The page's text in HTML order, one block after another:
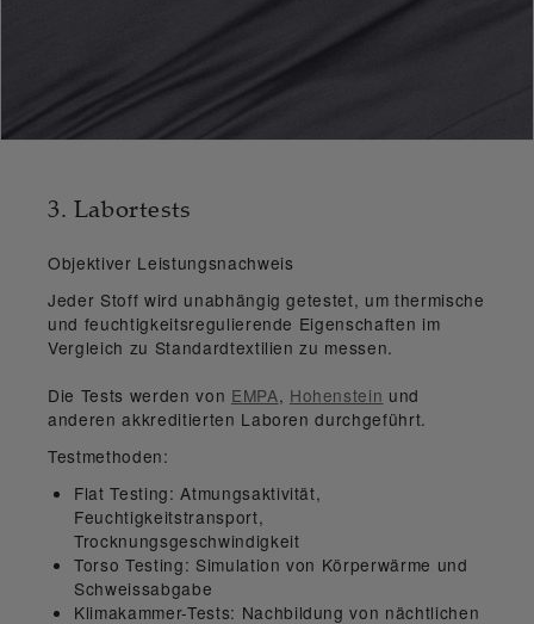
3. Labortests
Objektiver Leistungsnachweis
Jeder Stoff wird unabhängig getestet, um thermische
und feuchtigkeitsregulierende Eigenschaften im
Vergleich zu Standardtextilien zu messen.
Die Tests werden von EMPA, Hohenstein und
anderen akkreditierten Laboren durchgeführt.
Testmethoden:
Flat Testing: Atmungsaktivität,
Feuchtigkeitstransport,
Trocknungsgeschwindigkeit
Torso Testing: Simulation von Körperwärme und
Schweissabgabe
Klimakammer-Tests: Nachbildung von nächtlichen